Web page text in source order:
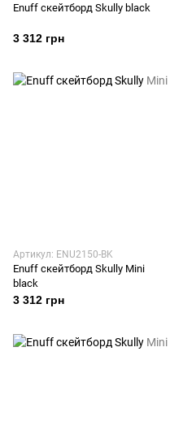
Enuff скейтборд Skully black
3 312 грн
Артикул: ENU2150-BK
Enuff скейтборд Skully Mini
black
3 312 грн